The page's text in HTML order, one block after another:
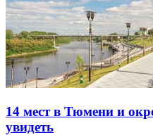
14 мест в Тюмени и
увидеть